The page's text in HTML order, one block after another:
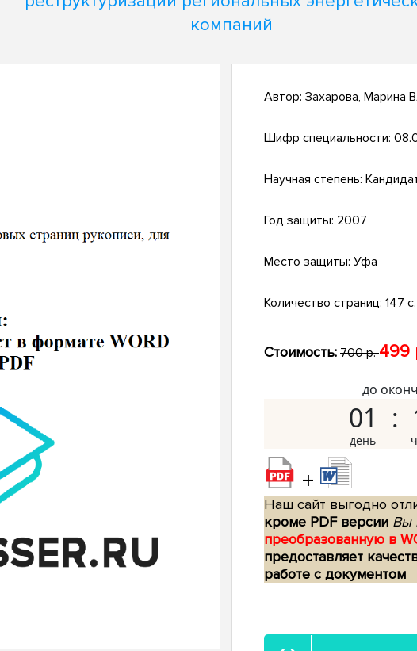
компаний
Автор: Захарова, Марина
Шифр специальности:
Научная степень:
Год защиты: 2007
Место защиты: Уфа
Количество страниц: 147
Стоимость: 700 р.499
до
01
+
Наш сайт выгодно
кроме PDF версии Вы
преобразованную в
предоставляет
работе с документом